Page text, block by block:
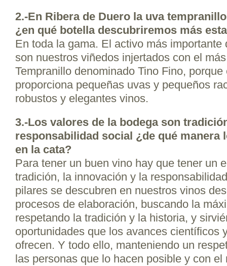
2.-En Ribera de Duero la uva
¿en qué botella descubriremos más
En toda la gama. El activo más importante
son nuestros viñedos injertados con el
Tempranillo denominado Tino Fino,
proporciona pequeñas uvas y pequeños
robustos y elegantes vinos.
3.-Los valores de la bodega son
responsabilidad social ¿de qué manera
en la cata?
Para tener un buen vino hay que tener un
tradición, la innovación y la
pilares se descubren en nuestros vinos
procesos de elaboración, buscando la
respetando la tradición y la historia, y
oportunidades que los avances científicos
ofrecen. Y todo ello, manteniendo un
las personas que lo hacen posible y con